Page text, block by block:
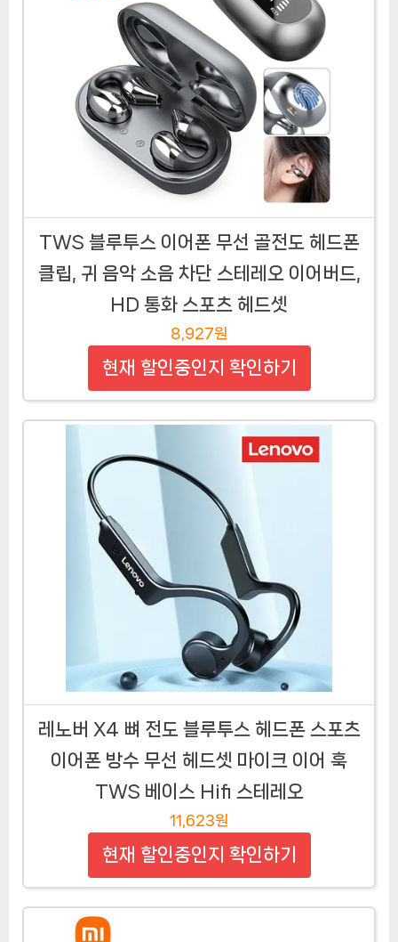
TWS 블루투스 이어폰 무선 골전도 헤드폰
클립, 귀 음악 소음 차단 스테레오 이어버드,
HD 통화 스포츠 헤드셋
8,927원
현재 할인중인지 확인하기
레노버 X4 뼈 전도 블루투스 헤드폰 스포츠
이어폰 방수 무선 헤드셋 마이크 이어 훅
TWS 베이스 Hifi 스테레오
11,623원
현재 할인중인지 확인하기